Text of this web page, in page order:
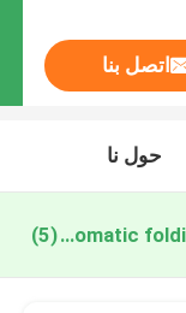
اتصل بنا
حول نا
automatic folding carton box gluing machine التصنيع عبر الإنترنت(5)